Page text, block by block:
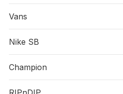
Vans
Nike SB
Champion